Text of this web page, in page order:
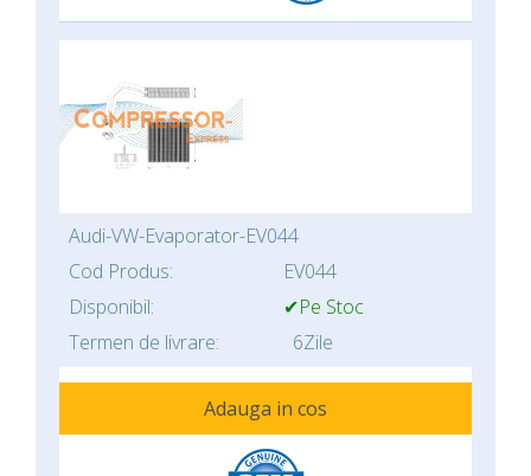
Audi-VW-Evaporator-EV044
Cod Produs:
EV044
Disponibil:
✔Pe Stoc
Termen de livrare:
6Zile
Adauga in cos